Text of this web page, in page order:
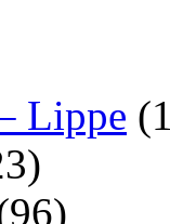
Lippe